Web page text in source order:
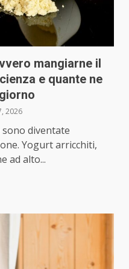
mangiarne il
e quante ne
2026
diventate
Yogurt arricchiti,
ad alto...